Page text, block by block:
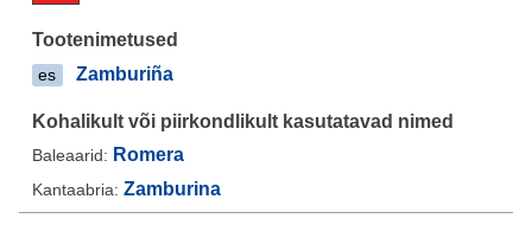
es Zamburiña
Baleaarid: Romera
Kantaabria: Zamburina